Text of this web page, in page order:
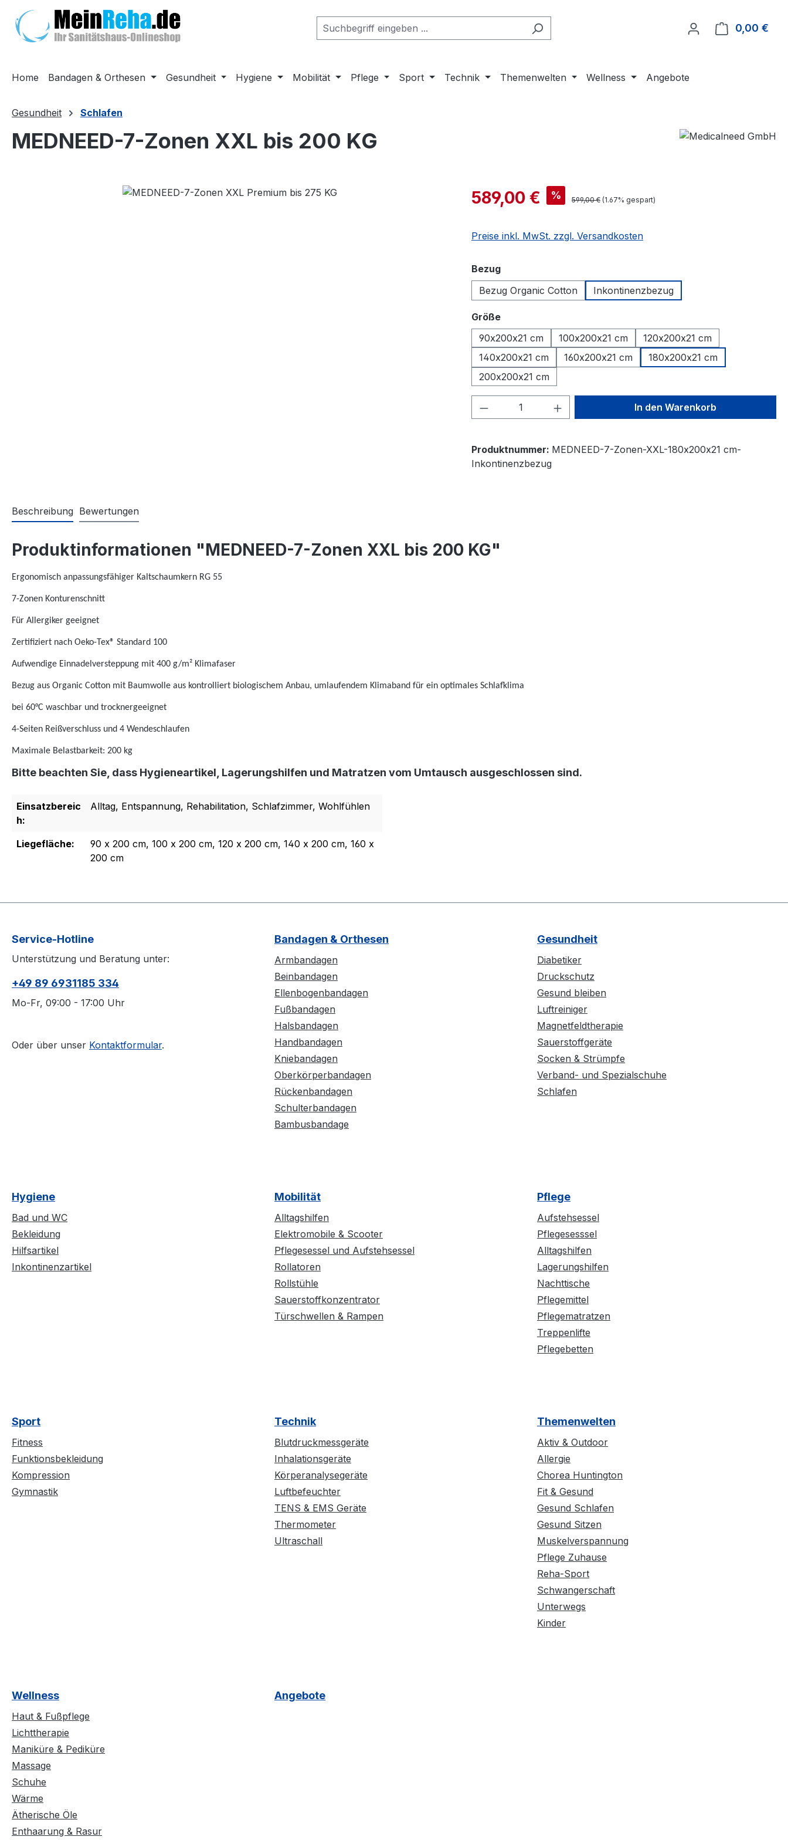
Hauptinhalt springen
Zur Suche springen
Zur Hauptnavigation springen
0,00 €
Home Bandagen & Orthesen Gesundheit Hygiene Mobilität Pflege Sport Technik Themenwelten Wellness Angebote
Gesundheit Schlafen
MEDNEED-7-Zonen XXL bis 200 KG
Bildergalerie überspringen 589,00 € % 599,00 € (1.67% gespart)
Preise inkl. MwSt. zzgl. Versandkosten
Bezugauswählen
Bezug Organic Cotton
Inkontinenzbezug
Größeauswählen
90x200x21 cm
100x200x21 cm
120x200x21 cm
140x200x21 cm
160x200x21 cm
180x200x21 cm
200x200x21 cm
Produkt Anzahl: Gib den gewünschten Wert
In den Warenkorb
Produktnummer: MEDNEED-7-Zonen-XXL-180x200x21 cm-
Inkontinenzbezug
Beschreibung Bewertungen
Produktinformationen "MEDNEED-7-Zonen XXL bis 200 KG"
Ergonomisch anpassungsfähiger Kaltschaumkern RG 55
7-Zonen Konturenschnitt
Für Allergiker geeignet
Zertifiziert nach Oeko-Tex® Standard 100
Aufwendige Einnadelversteppung mit 400 g/m² Klimafaser
Bezug aus Organic Cotton mit Baumwolle aus kontrolliert biologischem Anbau, umlaufendem Klimaband für ein optimales Schlafklima
bei 60°C waschbar und trocknergeeignet
4-Seiten Reißverschluss und 4 Wendeschlaufen
Maximale Belastbarkeit: 200 kg
Bitte beachten Sie, dass Hygieneartikel, Lagerungshilfen und Matratzen vom Umtausch ausgeschlossen sind.
Einsatzbereic
h:
Alltag, Entspannung, Rehabilitation, Schlafzimmer, Wohlfühlen
Liegefläche:
90 x 200 cm, 100 x 200 cm, 120 x 200 cm, 140 x 200 cm, 160 x
200 cm
Service-Hotline
Unterstützung und Beratung unter:
+49 89 6931185 334
Mo-Fr, 09:00 - 17:00 Uhr
Oder über unser Kontaktformular.
Bandagen & Orthesen
Armbandagen
Beinbandagen
Ellenbogenbandagen
Fußbandagen
Halsbandagen
Handbandagen
Kniebandagen
Oberkörperbandagen
Rückenbandagen
Schulterbandagen
Bambusbandage
Gesundheit
Diabetiker
Druckschutz
Gesund bleiben
Luftreiniger
Magnetfeldtherapie
Sauerstoffgeräte
Socken & Strümpfe
Verband- und Spezialschuhe
Schlafen
Hygiene
Bad und WC
Bekleidung
Hilfsartikel
Inkontinenzartikel
Mobilität
Alltagshilfen
Elektromobile & Scooter
Pflegesessel und Aufstehsessel
Rollatoren
Rollstühle
Sauerstoffkonzentrator
Türschwellen & Rampen
Pflege
Aufstehsessel
Pflegesesssel
Alltagshilfen
Lagerungshilfen
Nachttische
Pflegemittel
Pflegematratzen
Treppenlifte
Pflegebetten
Sport
Fitness
Funktionsbekleidung
Kompression
Gymnastik
Technik
Blutdruckmessgeräte
Inhalationsgeräte
Körperanalysegeräte
Luftbefeuchter
TENS & EMS Geräte
Thermometer
Ultraschall
Themenwelten
Aktiv & Outdoor
Allergie
Chorea Huntington
Fit & Gesund
Gesund Schlafen
Gesund Sitzen
Muskelverspannung
Pflege Zuhause
Reha-Sport
Schwangerschaft
Unterwegs
Kinder
Wellness
Haut & Fußpflege
Lichttherapie
Maniküre & Pediküre
Massage
Schuhe
Wärme
Ätherische Öle
Enthaarung & Rasur
Angebote